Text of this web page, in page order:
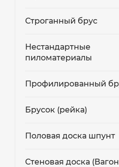
Строганный брус
Нестандартные
пиломатериалы
Профилированный
Брусок (рейка)
Половая доска шпунт
Стеновая доска